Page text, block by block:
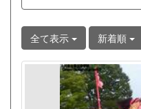
全て表示 新着順